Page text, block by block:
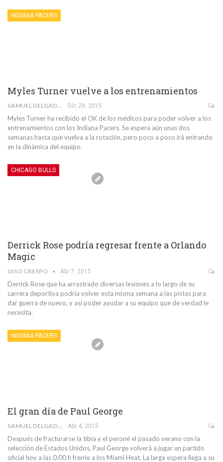
INDIANA PACERS
Myles Turner vuelve a los entrenamientos
SAMUEL DELGADO PEÑA Dic 28, 2015
Myles Turner ha recibido el OK de los médicos para poder volver a los
entrenamientos con los Indiana Pacers. Se espera aún unas dos
semanas hasta que vuelva a la rotación, pero poco a poco irá entrando
en la dinámica del equipo.
CHICAGO BULLS
Derrick Rose podría regresar frente a Orlando
Magic
UISO CRESPO Abr 7, 2015
Derrick Rose que ha arrastrado diversas lesiones a lo largo de su
carrera deportiva podría volver esta misma semana a las pistas para
dar guerra de nuevo, y así poder ayudar a su equipo que de verdad le
necesita.
INDIANA PACERS
El gran día de Paul George
SAMUEL DELGADO PEÑA Abr 4, 2015
Después de fracturarse la tibia y el peroné el pasado verano con la
selección de Estados Unidos, Paul George volverá a jugar un partido
oficial hoy a las 0:00 h frente a los Miami Heat. La larga espera llega a su